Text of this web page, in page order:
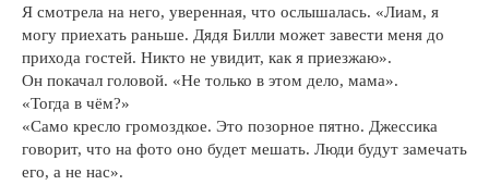
Я смотрела на него, уверенная, что ослышалась. «Лиам, я
могу приехать раньше. Дядя Билли может завести меня до
прихода гостей. Никто не увидит, как я приезжаю».
Он покачал головой. «Не только в этом дело, мама».
«Тогда в чём?»
«Само кресло громоздкое. Это позорное пятно. Джессика
говорит, что на фото оно будет мешать. Люди будут замечать
его, а не нас».